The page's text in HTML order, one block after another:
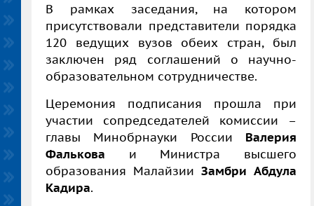
В рамках заседания, на котором
присутствовали представители порядка
120 ведущих вузов обеих стран, был
заключен ряд соглашений о научно-
образовательном сотрудничестве.
Церемония подписания прошла при
участии сопредседателей комиссии –
главы Минобрнауки России Валерия
Фалькова и Министра высшего
образования Малайзии Замбри Абдула
Кадира.